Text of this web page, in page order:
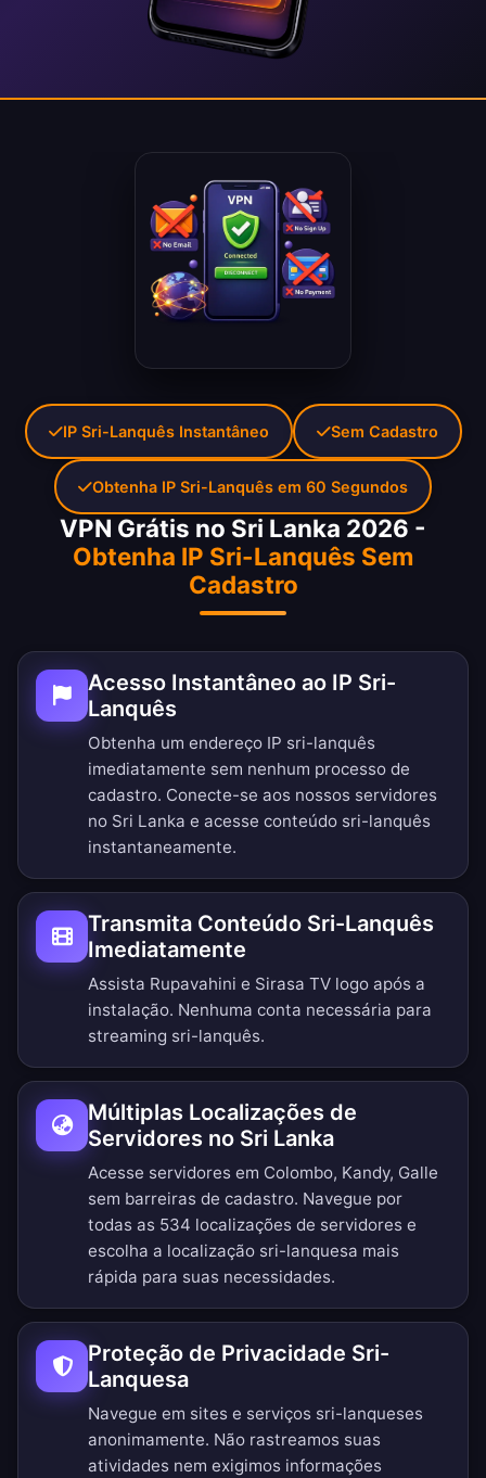
VPN Grátis no Sri Lanka 2026 -
Obtenha IP Sri-Lanquês Sem
Cadastro
Acesso Instantâneo ao IP Sri-
Lanquês
Obtenha um endereço IP sri-lanquês
imediatamente sem nenhum processo de
cadastro. Conecte-se aos nossos servidores
no Sri Lanka e acesse conteúdo sri-lanquês
instantaneamente.
Transmita Conteúdo Sri-Lanquês
Imediatamente
Assista Rupavahini e Sirasa TV logo após a
instalação. Nenhuma conta necessária para
streaming sri-lanquês.
Múltiplas Localizações de
Servidores no Sri Lanka
Acesse servidores em Colombo, Kandy, Galle
sem barreiras de cadastro. Navegue por
todas as 534 localizações de servidores e
escolha a localização sri-lanquesa mais
rápida para suas necessidades.
Proteção de Privacidade Sri-
Lanquesa
Navegue em sites e serviços sri-lanqueses
anonimamente. Não rastreamos suas
atividades nem exigimos informações
IP Sri-Lanquês Instantâneo Sem Cadastro
Obtenha IP Sri-Lanquês em 60 Segundos